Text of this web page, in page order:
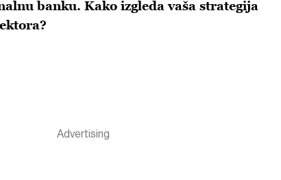
banku. Kako izgleda vaša strategija